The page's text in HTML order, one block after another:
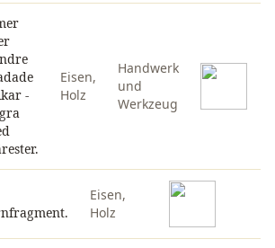
-
Eisen,
Holz
Handwerk
und
Werkzeug
Eisen,
Holz